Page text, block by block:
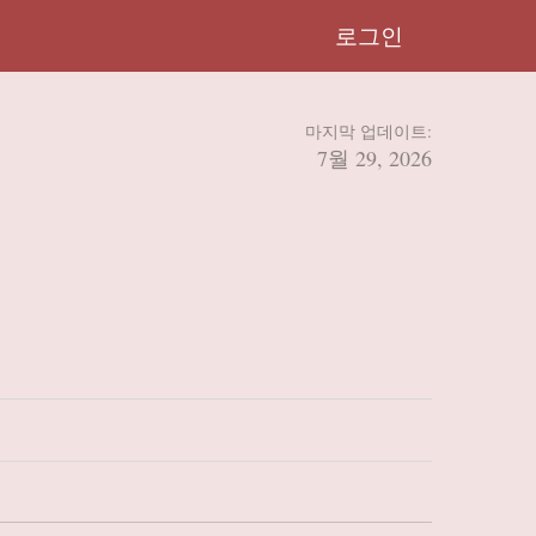
로그인
마지막 업데이트:
7월 29, 2026